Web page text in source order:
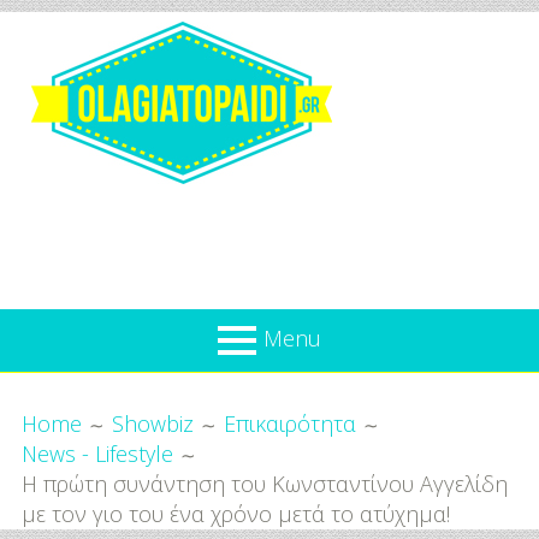
content
Menu
Για
το
Παιδί
Επικαιρότητα
Προσφορές
Home Showbiz
Επικαιρότητα
News - Lifestyle
Η πρώτη συνάντηση του Κωνσταντίνου Αγγελίδη
με τον γιο του ένα χρόνο μετά το ατύχημα!